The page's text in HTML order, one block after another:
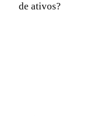
de ativos?